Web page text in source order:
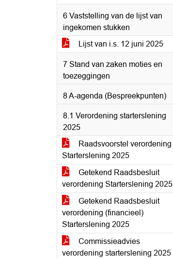
6 Vaststelling van de lijst van
ingekomen stukken
Lijst van i.s. 12 juni 2025
7 Stand van zaken moties en
toezeggingen
8 A-agenda (Bespreekpunten)
8.1 Verordening starterslening
2025
Raadsvoorstel verordening
Starterslening 2025
Getekend Raadsbesluit
verordening Starterslening 2025
Getekend Raadsbesluit
verordening (financieel)
Starterslening 2025
Commissieadvies
verordening starterslening 2025